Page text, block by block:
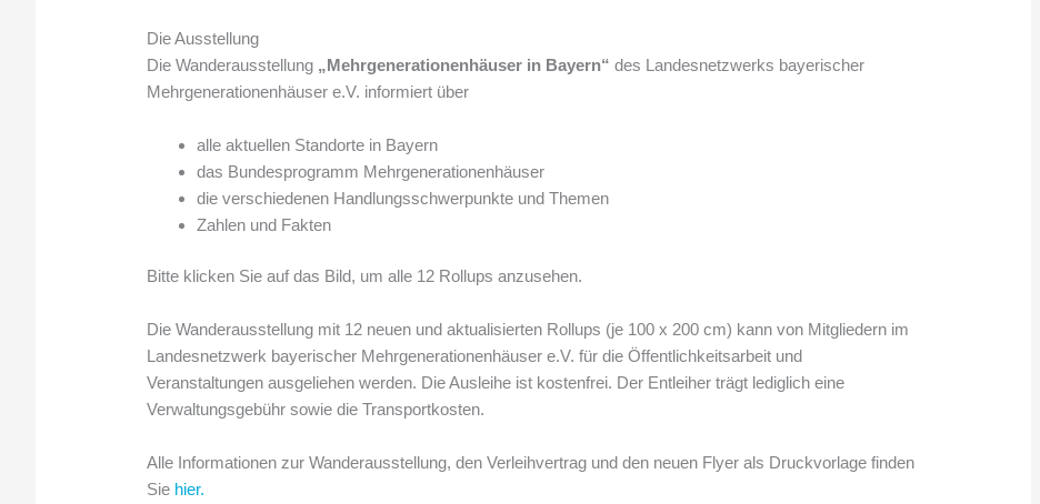
Die Ausstellung
Die Wanderausstellung „Mehrgenerationenhäuser in Bayern“ des Landesnetzwerks bayerischer
Mehrgenerationenhäuser e.V. informiert über
alle aktuellen Standorte in Bayern
das Bundesprogramm Mehrgenerationenhäuser
die verschiedenen Handlungsschwerpunkte und Themen
Zahlen und Fakten
Bitte klicken Sie auf das Bild, um alle 12 Rollups anzusehen.
Die Wanderausstellung mit 12 neuen und aktualisierten Rollups (je 100 x 200 cm) kann von Mitgliedern im
Landesnetzwerk bayerischer Mehrgenerationenhäuser e.V. für die Öffentlichkeitsarbeit und
Veranstaltungen ausgeliehen werden. Die Ausleihe ist kostenfrei. Der Entleiher trägt lediglich eine
Verwaltungsgebühr sowie die Transportkosten.
Alle Informationen zur Wanderausstellung, den Verleihvertrag und den neuen Flyer als Druckvorlage finden
Sie hier.